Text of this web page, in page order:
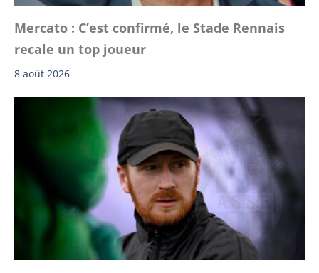
Mercato : C’est confirmé, le Stade Rennais
recale un top joueur
8 août 2026